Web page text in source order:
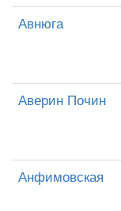
Авнюга
Аверин Почин
Анфимовская